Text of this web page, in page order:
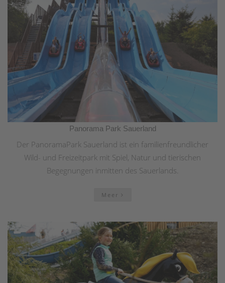
Panorama Park Sauerland
Der PanoramaPark Sauerland ist ein familienfreundlicher
Wild- und Freizeitpark mit Spiel, Natur und tierischen
Begegnungen inmitten des Sauerlands.
Meer